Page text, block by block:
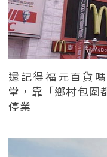
還記得福元百貨
堂，靠「鄉村包圍
停業